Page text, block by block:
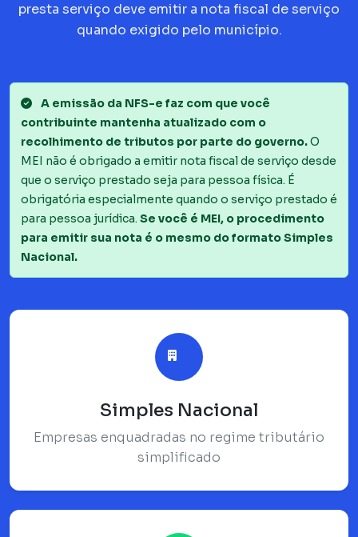
presta serviço deve emitir a nota fiscal de serviço
quando exigido pelo município.
A emissão da NFS-e faz com que você
contribuinte mantenha atualizado com o
recolhimento de tributos por parte do governo.O
MEI não é obrigado a emitir nota fiscal de serviço desde
que o serviço prestado seja para pessoa física. É
obrigatória especialmente quando o serviço prestado é
para pessoa jurídica. Se você é MEI, o procedimento
para emitir sua nota é o mesmo do formato Simples
Nacional.
Simples Nacional
Empresas enquadradas no regime tributário
simplificado